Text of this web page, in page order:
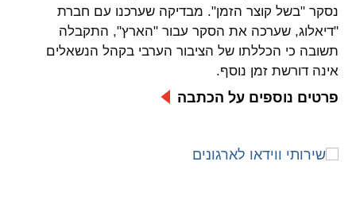
נסקר "בשל קוצר הזמן". מבדיקה שערכנו עם חברת
"דיאלוג, שערכה את הסקר עבור "הארץ", התקבלה
תשובה כי הכללתו של הציבור הערבי בקהל הנשאלים
אינה דורשת זמן נוסף.
פרטים נוספים על הכתבה